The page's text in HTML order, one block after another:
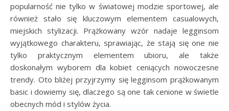
popularność nie tylko w światowej modzie sportowej, ale
również stało się kluczowym elementem casualowych,
miejskich stylizacji. Prążkowany wzór nadaje legginsom
wyjątkowego charakteru, sprawiając, że stają się one nie
tylko praktycznym elementem ubioru, ale także
doskonałym wyborem dla kobiet ceniących nowoczesne
trendy. Oto bliżej przyjrzymy się legginsom prążkowanym
basic i dowiemy się, dlaczego są one tak cenione w świetle
obecnych mód i stylów życia.